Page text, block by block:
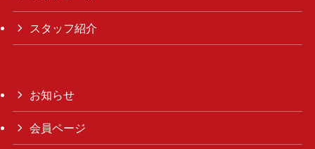
スタッフ紹介
お知らせ
会員ページ